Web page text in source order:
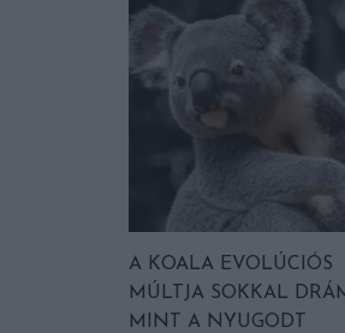
A KOALA EVOLÚCIÓS
MÚLTJA SOKKAL
MINT A NYUGODT